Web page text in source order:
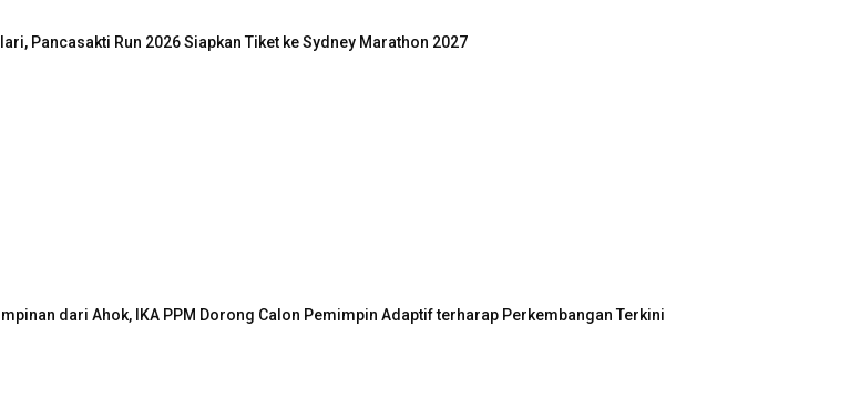
Pancasakti Run 2026 Siapkan Tiket ke Sydney Marathon 2027
dari Ahok, IKA PPM Dorong Calon Pemimpin Adaptif terharap Perkembangan Terkini